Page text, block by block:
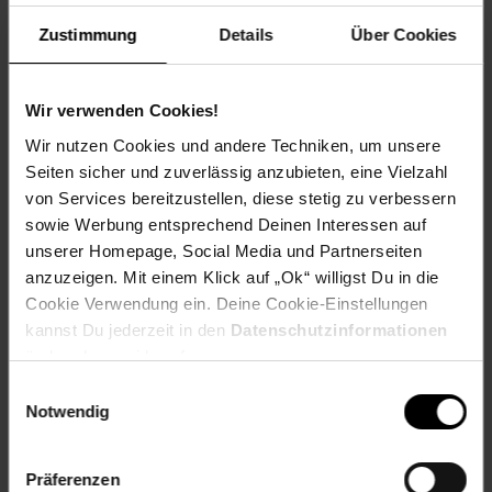
Zustimmung Details Über Cookies
Wir verwenden Cookies!
Wir nutzen Cookies und andere Techniken, um unsere
Seiten sicher und zuverlässig anzubieten, eine Vielzahl
von Services bereitzustellen, diese stetig zu verbessern
sowie Werbung entsprechend Deinen Interessen auf
unserer Homepage, Social Media und Partnerseiten
anzuzeigen. Mit einem Klick auf „Ok“ willigst Du in die
Cookie Verwendung ein. Deine Cookie-Einstellungen
kannst Du jederzeit in den Datenschutzinformationen
ändern bzw. widerrufen.
Notwendig
Präferenzen
Altgeräterücknahme
Fußzeile
Weitere Online-Angebote
Netto Reisen TV-Shop Weinwelt